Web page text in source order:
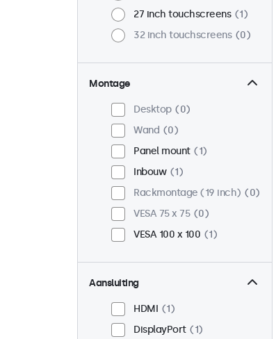
27 inch touchscreens
1
32 inch touchscreens
0
Montage
Desktop
0
Wand
0
Panel mount
1
Inbouw
1
Rackmontage (19 inch)
0
VESA 75 x 75
0
VESA 100 x 100
1
Aansluiting
HDMI
1
DisplayPort
1